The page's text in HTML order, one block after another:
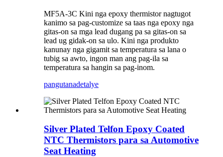
MF5A-3C Kini nga epoxy thermistor nagtugot
kanimo sa pag-customize sa taas nga epoxy nga
gitas-on sa mga lead dugang pa sa gitas-on sa
lead ug gidak-on sa ulo. Kini nga produkto
kanunay nga gigamit sa temperatura sa lana o
tubig sa awto, ingon man ang pag-ila sa
temperatura sa hangin sa pag-inom.
pangutanadetalye
Silver Plated Telfon Epoxy Coated
NTC Thermistors para sa Automotive
Seat Heating